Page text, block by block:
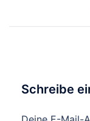
Schreibe